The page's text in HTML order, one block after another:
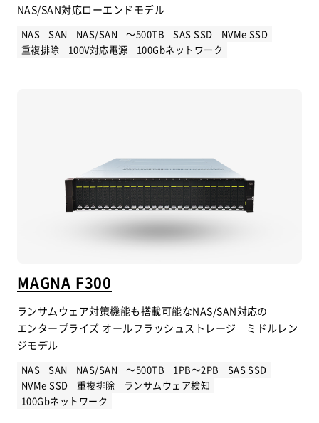
NAS/SAN対応ローエンドモデル
NAS SAN NAS/SAN ～500TB SAS SSD
NVMe SSD
重複排除
100V対応電源 100Gbネットワーク
MAGNA F300
ランサムウェア対策機能も搭載可能なNAS/SAN対応の
エンタープライズ オールフラッシュストレージ ミドルレン
ジモデル
NAS SAN NAS/SAN ～500TB 1PB～2PB
SAS SSD
NVMe SSD
重複排除
ランサムウェア検知
100Gbネットワーク